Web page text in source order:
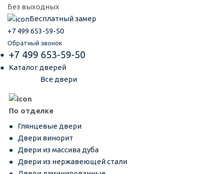
Без выходных
Бесплатный замер
+7 499 653-59-50
Обратный звонок
+7 499 653-59-50
Каталог дверей
Все двери
По отделке
Глянцевые двери
Двери винорит
Двери из массива дуба
Двери из нержавеющей стали